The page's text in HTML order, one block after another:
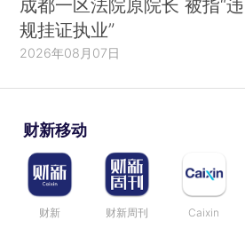
成都一区法院原院长 被指“违
规挂证执业”
2026年08月07日
财新移动
财新 财新周刊 Caixin